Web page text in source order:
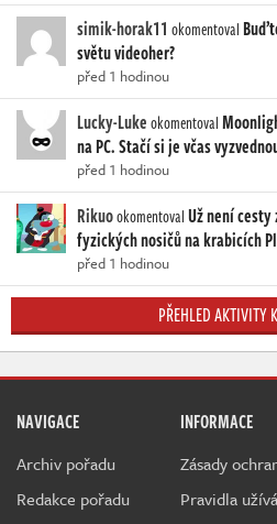
simik-horak11 okomentoval
světu videoher?
před 1 hodinou
Lucky-Lukeokomentoval
na PC. Stačí si je včas
před 1 hodinou
RikuookomentovalUž není
fyzických nosičů na krabicích
před 1 hodinou
PŘEHLED AKTIVITY
NAVIGACE
Archiv pořadu
Redakce pořadu
INFORMACE
Zásady
Pravidla